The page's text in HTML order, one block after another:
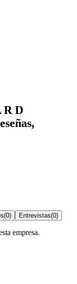
R D
(0) Entrevistas(0)
empresa.